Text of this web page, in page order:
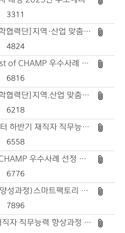
3311
[울산과학대학교 산학협력단]지역·산업 맞춤형 인력양성사업 전담직원 채용 공고
4824
2024년 제15회 Best of CHAMP 우수사례 공모 안내
6816
[울산과학대학교 산학협력단]지역.산업 맞춤형 인력양성사업 전담직원 채용 공고
6218
2023년 공동훈련센터 하반기 재직자 직무능력 향상과정 일정 안내
6558
2023년도 Best of CHAMP 우수사례 선정 공모
6776
(2023_채용예정자 양성과정)스마트팩토리 기반 생산공정관리원 양성과정
7896
2023년 중소기업 재직자 직무능력 향상과정 연간 일정 안내